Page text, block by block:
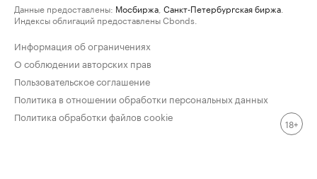
Данные предоставлены: Мосбиржа Санкт-Петербургская биржа
Индексы облигаций предоставлены Cbonds.
Информация об ограничениях
О соблюдении авторских прав
Пользовательское соглашение
Политика в отношении обработки персональных данных
Политика обработки файлов cookie
18+